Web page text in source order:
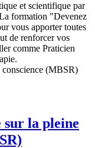
et scientifique par
formation "Devenez
vous apporter toutes
de renforcer vos
comme Praticien
sur la pleine